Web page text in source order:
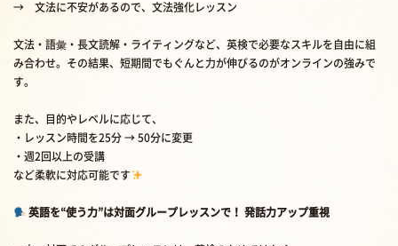
→ 文法に不安があるので、文法強化レッスン
文法・語彙・長文読解・ライティングなど、英検で必要なスキルを自由に組
み合わせ。その結果、短期間でもぐんと力が伸びるのがオンラインの強みで
す。
また、目的やレベルに応じて、
・レッスン時間を25分 → 50分に変更
・週2回以上の受講
など柔軟に対応可能です
英語を“使う力”は対面グループレッスンで！ 発話力アップ重視